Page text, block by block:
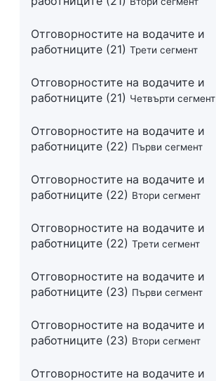
Отговорностите на водачите и
работниците (21) Трети сегмент
Отговорностите на водачите и
работниците (21) Четвърти сегмент
Отговорностите на водачите и
работниците (22) Първи сегмент
Отговорностите на водачите и
работниците (22) Втори сегмент
Отговорностите на водачите и
работниците (22) Трети сегмент
Отговорностите на водачите и
работниците (23) Първи сегмент
Отговорностите на водачите и
работниците (23) Втори сегмент
Отговорностите на водачите и